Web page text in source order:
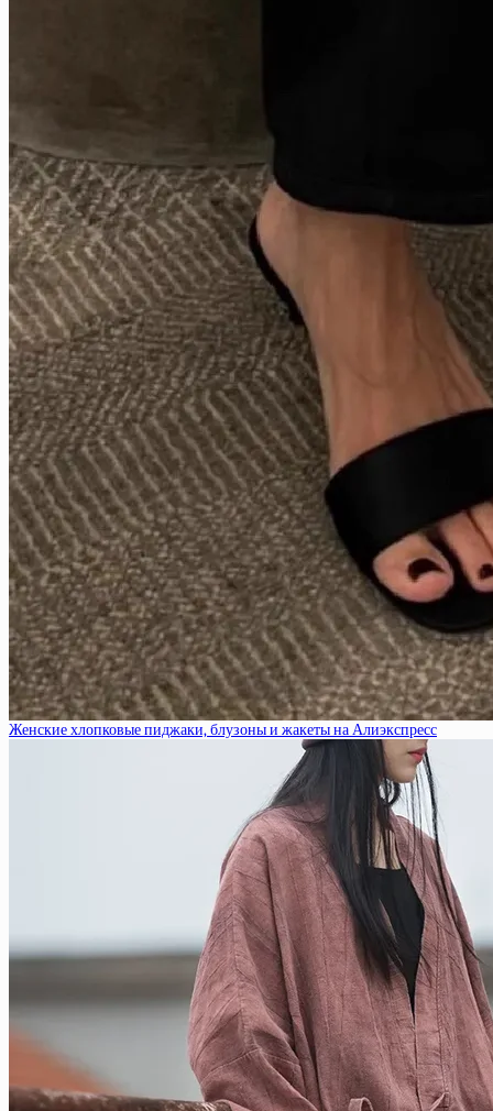
Женские хлопковые пиджаки, блузоны и жакеты на Алиэкспресс